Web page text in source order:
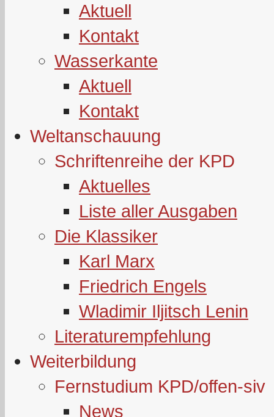
Aktuell
Kontakt
Wasserkante
Aktuell
Kontakt
Weltanschauung
Schriftenreihe der KPD
Aktuelles
Liste aller Ausgaben
Die Klassiker
Karl Marx
Friedrich Engels
Wladimir Iljitsch Lenin
Literaturempfehlung
Weiterbildung
Fernstudium KPD/offen-siv
News